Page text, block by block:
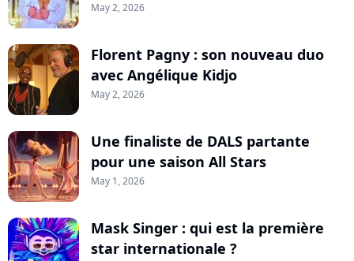
May 2, 2026
Florent Pagny : son nouveau duo
avec Angélique Kidjo
May 2, 2026
Une finaliste de DALS partante
pour une saison All Stars
May 1, 2026
Mask Singer : qui est la première
star internationale ?